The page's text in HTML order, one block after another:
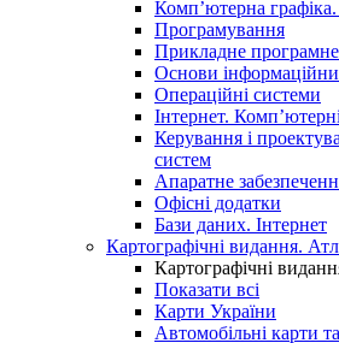
Комп’ютерна
Програмування
Прикладне програмне
Основи
Операційні системи
Інтернет.
Керування і
систем
Апаратне
Офісні додатки
Бази даних. Інтернет
Картографічні видання.
Картографічні
Показати всі
Карти України
Автомобільні карти